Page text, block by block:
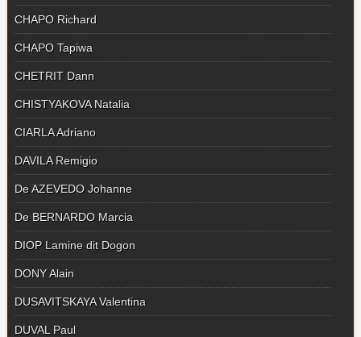
CHAPO Richard
CHAPO Tapiwa
CHETRIT Dann
CHISTYAKOVA Natalia
CIARLA Adriano
DAVILA Remigio
De AZEVEDO Johanne
De BERNARDO Marcia
DIOP Lamine dit Dogon
DONY Alain
DUSAVITSKAYA Valentina
DUVAL Paul